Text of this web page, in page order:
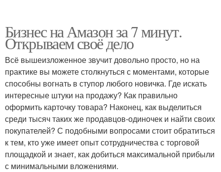
Бизнес на Амазон за 7 минут.
Открываем своё дело
Всё вышеизложенное звучит довольно просто, но на
практике вы можете столкнуться с моментами, которые
способны вогнать в ступор любого новичка. Где искать
интересные штуки на продажу? Как правильно
оформить карточку товара? Наконец, как выделиться
среди тысяч таких же продавцов-одиночек и найти своих
покупателей? С подобными вопросами стоит обратиться
к тем, кто уже имеет опыт сотрудничества с торговой
площадкой и знает, как добиться максимальной прибыли
с минимальными вложениями.